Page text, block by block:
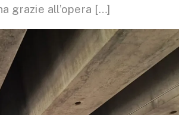
grazie all’opera […]